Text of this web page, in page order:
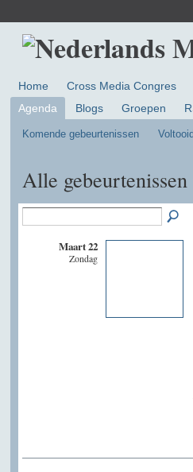
Home Cross Media Congres
Agenda
Blogs Groepen
Komende gebeurtenissen
Alle
Maart 22
Zondag